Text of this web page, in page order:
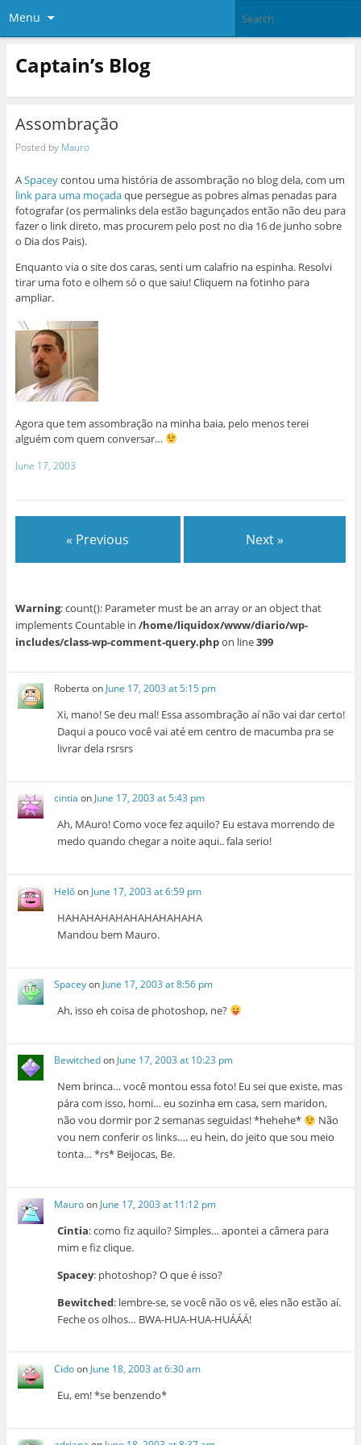
Menu
Captain’s Blog
Assombração
Posted by Mauro
ASpaceycontou uma história de assombração no blog dela, com um
link para uma moçadaque persegue as pobres almas penadas para
fotografar (os permalinks dela estão bagunçados então não deu para
fazer o link direto, mas procurem pelo post no dia 16 de junho sobre
o Dia dos Pais).
Enquanto via o site dos caras, senti um calafrio na espinha. Resolvi
tirar uma foto e olhem só o que saiu! Cliquem na fotinho para
ampliar.
Agora que tem assombração na minha baia, pelo menos terei
alguém com quem conversar…
June 17, 2003
« Previous Next »
Warning: count(): Parameter must be an array or an object that
implements Countable in /home/liquidox/www/diario/wp-
includes/class-wp-comment-query.phpon line399
Roberta on June 17, 2003 at 5:15 pm
Xi, mano! Se deu mal! Essa assombração aí não vai dar certo!
Daqui a pouco você vai até em centro de macumba pra se
livrar dela rsrsrs
cintia on June 17, 2003 at 5:43 pm
Ah, MAuro! Como voce fez aquilo? Eu estava morrendo de
medo quando chegar a noite aqui.. fala serio!
Helôon June 17, 2003 at 6:59 pm
HAHAHAHAHAHAHAHAHAHA
Mandou bem Mauro.
Spaceyon June 17, 2003 at 8:56 pm
Ah, isso eh coisa de photoshop, ne?
Bewitchedon June 17, 2003 at 10:23 pm
Nem brinca… você montou essa foto! Eu sei que existe, mas
pára com isso, homi… eu sozinha em casa, sem maridon,
não vou dormir por 2 semanas seguidas! *hehehe*
Não
vou nem conferir os links…. eu hein, do jeito que sou meio
tonta… *rs* Beijocas, Be.
Mauroon June 17, 2003 at 11:12 pm
Cintia: como fiz aquilo? Simples… apontei a câmera para
mim e fiz clique.
Spacey: photoshop? O que é isso?
Bewitched: lembre-se, se você não os vê, eles não estão aí.
Feche os olhos… BWA-HUA-HUA-HUÁÁÁ!
Cidoon June 18, 2003 at 6:30 am
Eu, em! *se benzendo*